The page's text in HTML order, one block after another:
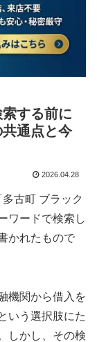
する前に
通点と今
2026.04.28
古町 ブラック
ワードで検索し
かれたもので
機関から借入を
いう選択肢にた
しかし、その検